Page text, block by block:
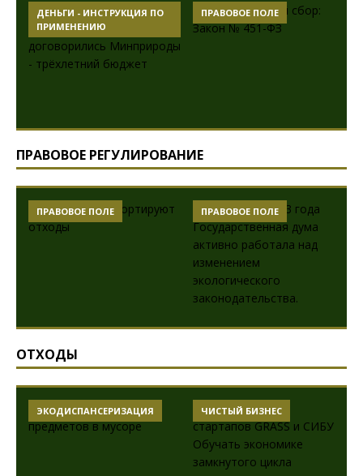
ДЕНЬГИ - ИНСТРУКЦИЯ ПО
ПРИМЕНЕНИЮ
ПРАВОВОЕ ПОЛЕ
ПРАВОВОЕ РЕГУЛИРОВАНИЕ
ПРАВОВОЕ ПОЛЕ ПРАВОВОЕ ПОЛЕ
ОТХОДЫ
ЭКОДИСПАНСЕРИЗАЦИЯ ЧИСТЫЙ БИЗНЕС